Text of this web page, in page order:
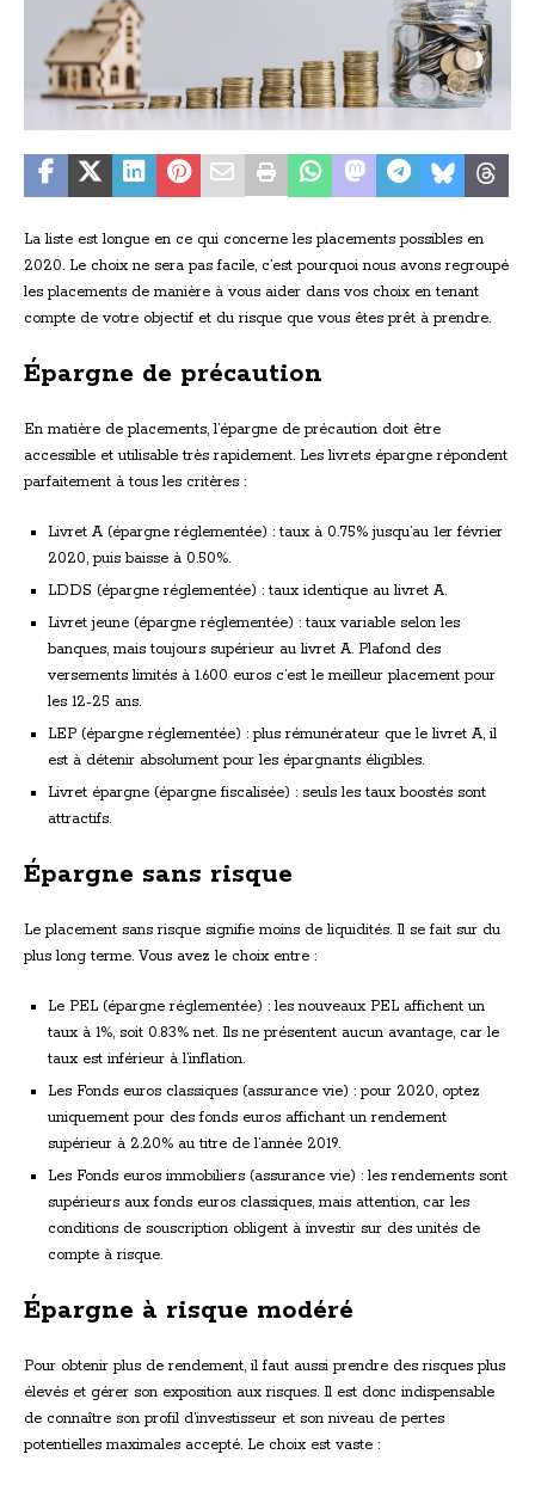
La liste est longue en ce qui concerne les placements possibles en
2020. Le choix ne sera pas facile, c’est pourquoi nous avons regroupé
les placements de manière à vous aider dans vos choix en tenant
compte de votre objectif et du risque que vous êtes prêt à prendre.
Épargne de précaution
En matière de placements, l’épargne de précaution doit être
accessible et utilisable très rapidement. Les livrets épargne répondent
parfaitement à tous les critères :
Livret A (épargne réglementée) : taux à 0.75% jusqu’au 1er février
2020, puis baisse à 0.50%.
LDDS (épargne réglementée) : taux identique au livret A.
Livret jeune (épargne réglementée) : taux variable selon les
banques, mais toujours supérieur au livret A. Plafond des
versements limités à 1.600 euros c’est le meilleur placement pour
les 12-25 ans.
LEP (épargne réglementée) : plus rémunérateur que le livret A, il
est à détenir absolument pour les épargnants éligibles.
Livret épargne (épargne fiscalisée) : seuls les taux boostés sont
attractifs.
Épargne sans risque
Le placement sans risque signifie moins de liquidités. Il se fait sur du
plus long terme. Vous avez le choix entre :
Le PEL (épargne réglementée) : les nouveaux PEL affichent un
taux à 1%, soit 0.83% net. Ils ne présentent aucun avantage, car le
taux est inférieur à l’inflation.
Les Fonds euros classiques (assurance vie) : pour 2020, optez
uniquement pour des fonds euros affichant un rendement
supérieur à 2.20% au titre de l’année 2019.
Les Fonds euros immobiliers (assurance vie) : les rendements sont
supérieurs aux fonds euros classiques, mais attention, car les
conditions de souscription obligent à investir sur des unités de
compte à risque.
Épargne à risque modéré
Pour obtenir plus de rendement, il faut aussi prendre des risques plus
élevés et gérer son exposition aux risques. Il est donc indispensable
de connaître son profil d’investisseur et son niveau de pertes
potentielles maximales accepté. Le choix est vaste :